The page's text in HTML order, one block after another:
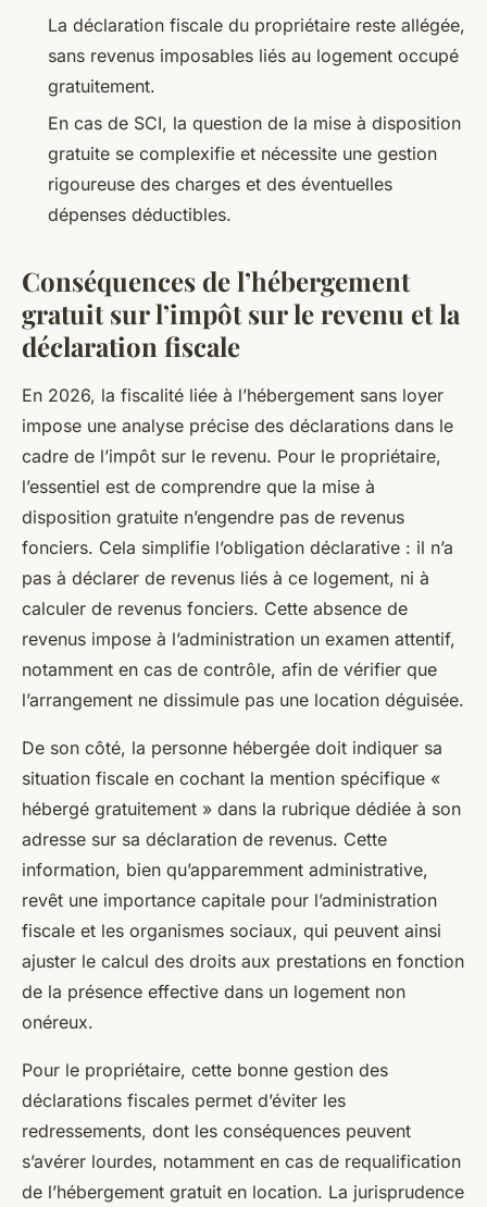
La déclaration fiscale du propriétaire reste allégée,
sans revenus imposables liés au logement occupé
gratuitement.
En cas de SCI, la question de la mise à disposition
gratuite se complexifie et nécessite une gestion
rigoureuse des charges et des éventuelles
dépenses déductibles.
Conséquences de l’hébergement
gratuit sur l’impôt sur le revenu et la
déclaration fiscale
En 2026, la fiscalité liée à l’hébergement sans loyer
impose une analyse précise des déclarations dans le
cadre de l’impôt sur le revenu. Pour le propriétaire,
l’essentiel est de comprendre que la mise à
disposition gratuite n’engendre pas de revenus
fonciers. Cela simplifie l’obligation déclarative : il n’a
pas à déclarer de revenus liés à ce logement, ni à
calculer de revenus fonciers. Cette absence de
revenus impose à l’administration un examen attentif,
notamment en cas de contrôle, afin de vérifier que
l’arrangement ne dissimule pas une location déguisée.
De son côté, la personne hébergée doit indiquer sa
situation fiscale en cochant la mention spécifique «
hébergé gratuitement » dans la rubrique dédiée à son
adresse sur sa déclaration de revenus. Cette
information, bien qu’apparemment administrative,
revêt une importance capitale pour l’administration
fiscale et les organismes sociaux, qui peuvent ainsi
ajuster le calcul des droits aux prestations en fonction
de la présence effective dans un logement non
onéreux.
Pour le propriétaire, cette bonne gestion des
déclarations fiscales permet d’éviter les
redressements, dont les conséquences peuvent
s’avérer lourdes, notamment en cas de requalification
de l’hébergement gratuit en location. La jurisprudence